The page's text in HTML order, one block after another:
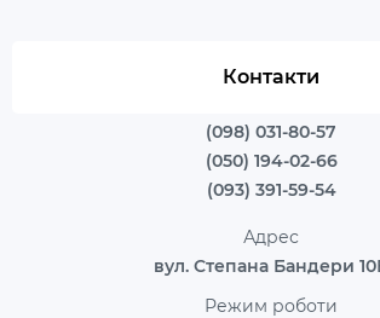
Контакти
(098) 031-80-57
(050) 194-02-66
(093) 391-59-54
Адрес
вул. Степана Бандери
Режим роботи